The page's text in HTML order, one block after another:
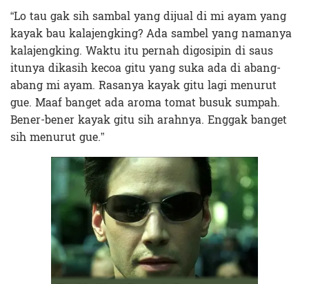
“Lo tau gak sih sambal yang dijual di mi ayam yang
kayak bau kalajengking? Ada sambel yang namanya
kalajengking. Waktu itu pernah digosipin di saus
itunya dikasih kecoa gitu yang suka ada di abang-
abang mi ayam. Rasanya kayak gitu lagi menurut
gue. Maaf banget ada aroma tomat busuk sumpah.
Bener-bener kayak gitu sih arahnya. Enggak banget
sih menurut gue.”